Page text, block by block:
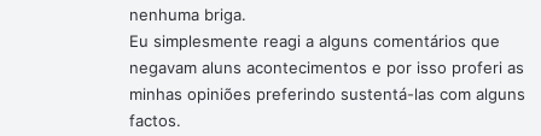
:
nenhuma briga.
Eu simplesmente reagi a alguns comentários que
negavam aluns acontecimentos e por isso proferi as
minhas opiniões preferindo sustentá-las com alguns
factos.